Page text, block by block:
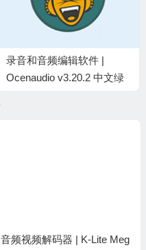
录音和音频编辑软件 |
Ocenaudio v3.20.2 中文绿
音频视频解码器 | K-Lite Meg